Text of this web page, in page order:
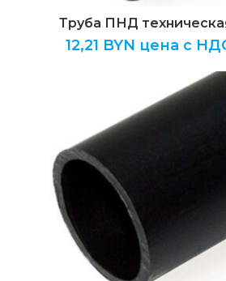
Труба ПНД
12,21 BYN цена с